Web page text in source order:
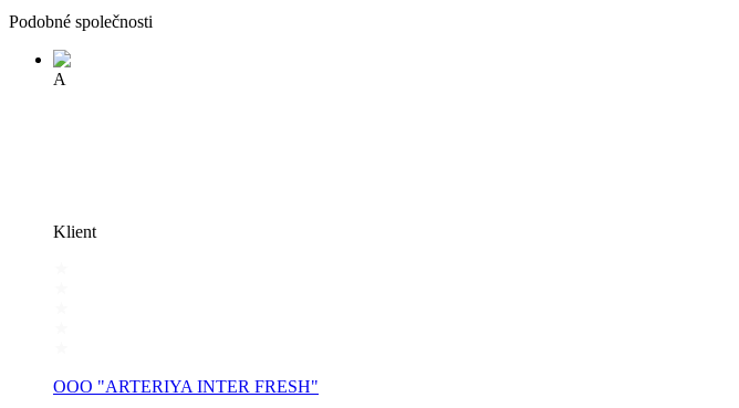
Podobné společnosti
А
Klient
OOO "ARTERIYA INTER FRESH"